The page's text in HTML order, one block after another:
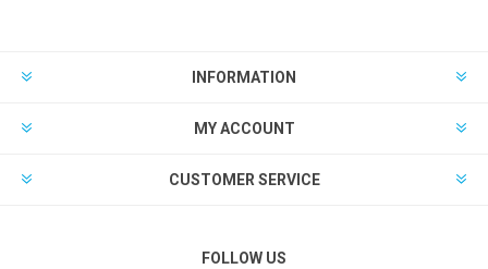
INFORMATION
MY ACCOUNT
CUSTOMER SERVICE
FOLLOW US